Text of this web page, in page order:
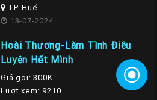
TP. Huế
13-07-2024
Hoài Thương-Làm Tình Điêu
Luyện Hết Mình
Giá gọi: 300K
Lượt xem: 9210